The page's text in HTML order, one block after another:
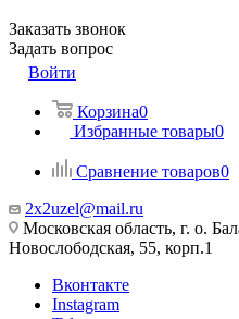
Заказать звонок
Задать вопрос
Войти
Корзина0
Избранные товары0
Сравнение товаров0
2x2uzel@mail.ru
Московская область, г. о.
Новослободская, 55, корп.1
Вконтакте
Instagram